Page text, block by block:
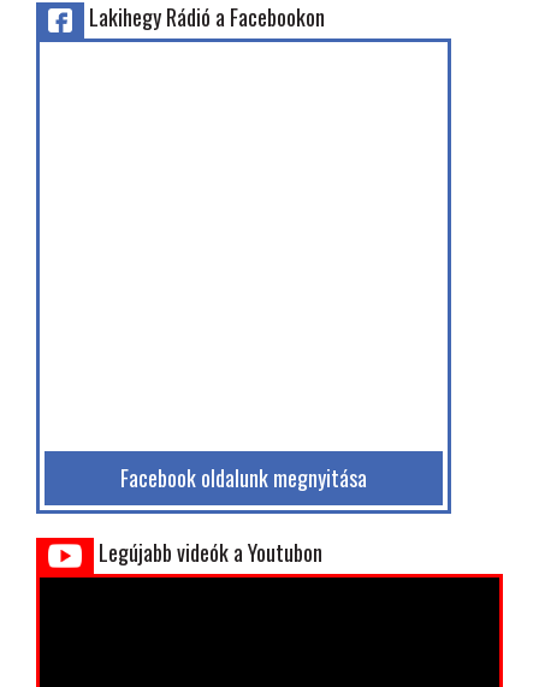
Lakihegy Rádió a Facebookon
Facebook oldalunk megnyitása
Legújabb videók a Youtubon